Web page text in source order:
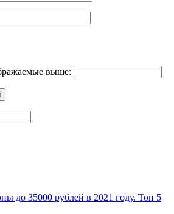
выше:
до 35000 рублей в 2021 году. Топ 5